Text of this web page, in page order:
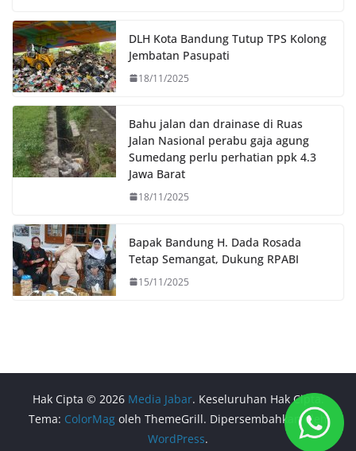
o
k
r
p
p
n
k
DLH Kota Bandung Tutup TPS Kolong
Jembatan Pasupati
18/11/2025
Bahu jalan dan drainase di Ruas
Jalan Nasional perabu gaja agung
Sumedang perlu perhatian ppk 4.3
Jawa Barat
18/11/2025
Bapak Bandung H. Dada Rosada
Tetap Semangat, Dukung RPABI
15/11/2025
Hak Cipta © 2026 Media Jabar. Keseluruhan Hak Cipta.
Tema: ColorMag oleh ThemeGrill. Dipersembahkan oleh
WordPress.